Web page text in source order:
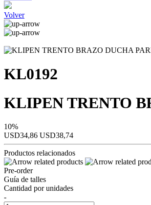
Volver
KL0192
KLIPEN TRENTO
10%
USD34,86 USD38,74
Productos relacionados
Pre-order
Guía de talles
Cantidad por unidades
-